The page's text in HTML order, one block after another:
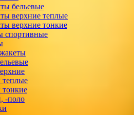
бельевые
верхние теплые
верхние тонкие
спортивные
-поло